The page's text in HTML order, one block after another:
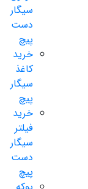
سیگار
دست
پیچ
خرید
کاغذ
سیگار
پیچ
خرید
فیلتر
سیگار
دست
پیچ